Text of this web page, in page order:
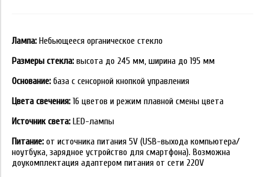
Лампа: Небьющееся органическое стекло
Размеры стекла: высота до 245 мм, ширина до 195 мм
Основание: база с сенсорной кнопкой управления
Цвета свечения: 16 цветов и режим плавной смены цвета
Источник света: LED-лампы
Питание: от источника питания 5V (USB-выхода компьютера/
ноутбука, зарядное устройство для смартфона). Возможна
доукомплектация адаптером питания от сети 220V